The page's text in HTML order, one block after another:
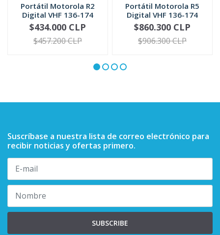
Portátil Motorola R2
Digital VHF 136-174
MHz UH...
VER OPCIONES
$434.000 CLP
$457.200 CLP
Portátil Motorola R5
Digital VHF 136-174
MHz | ...
VER OPCIONES
$860.300 CLP
$906.300 CLP
Suscríbase a nuestra lista de correo electrónico para
recibir noticias y ofertas primero.
SUBSCRIBE